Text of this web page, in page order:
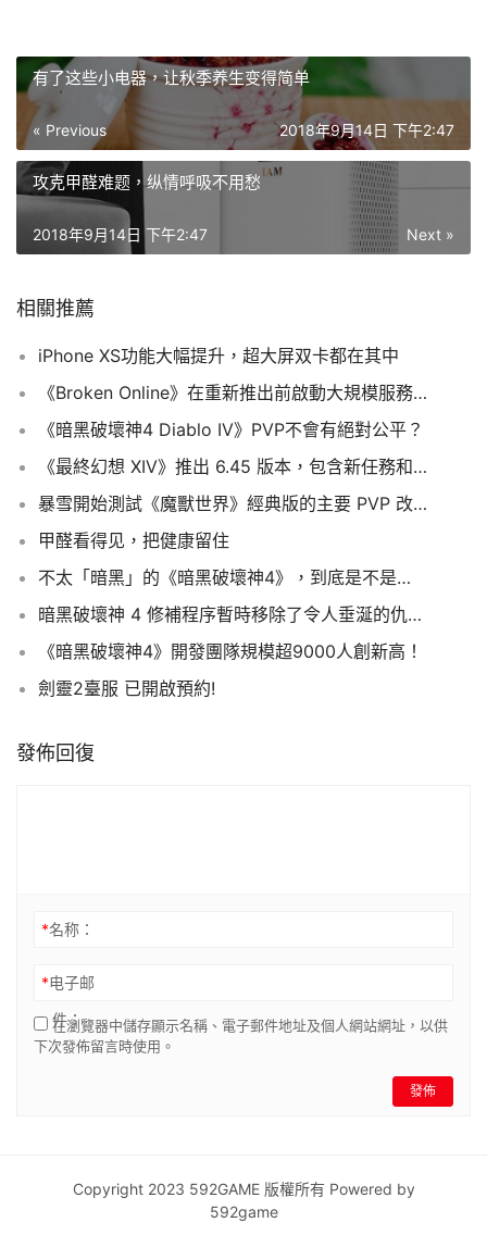
有了这些小电器，让秋季养生变得简单
« Previous 2018年9月14日 下午2:47
攻克甲醛难题，纵情呼吸不用愁
Next »
2018年9月14日 下午2:47
相關推薦
iPhone XS功能大幅提升，超大屏双卡都在其中
《Broken Online》在重新推出前啟動大規模服務器戰爭壓力測試
《暗黑破壞神4 Diablo IV》PVP不會有絕對公平？
《最終幻想 XIV》推出 6.45 版本，包含新任務和藍法師內容
暴雪開始測試《魔獸世界》經典版的主要 PVP 改動
甲醛看得见，把健康留住
不太「暗黑」的《暗黑破壞神4》，到底是不是個好遊戲？
暗黑破壞神 4 修補程序暫時移除了令人垂涎的仇恨選擇的 PVP 增益
《暗黑破壞神4》開發團隊規模超9000人創新高！
劍靈2臺服 已開啟預約!
發佈回復
*名称：
*电子邮
件：
在瀏覽器中儲存顯示名稱、電子郵件地址及個人網站網址，以供
下次發佈留言時使用。
發佈
Copyright 2023 592GAME 版權所有 Powered by
592game